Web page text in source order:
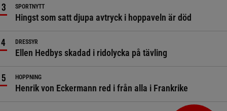
SPORTNYTT
Hingst som satt djupa avtryck i hoppaveln är död
DRESSYR
Ellen Hedbys skadad i ridolycka på tävling
HOPPNING
Henrik von Eckermann red i från alla i Frankrike